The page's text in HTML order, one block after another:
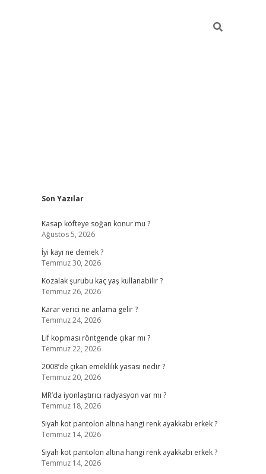
Sidebar
Son Yazılar
Kasap köfteye soğan konur mu ?
Ağustos 5, 2026
İyi kayı ne demek ?
Temmuz 30, 2026
Kozalak şurubu kaç yaş kullanabilir ?
Temmuz 26, 2026
Karar verici ne anlama gelir ?
Temmuz 24, 2026
Lif kopması röntgende çıkar mı ?
Temmuz 22, 2026
2008’de çıkan emeklilik yasası nedir ?
Temmuz 20, 2026
MR’da iyonlaştırıcı radyasyon var mı ?
Temmuz 18, 2026
Siyah kot pantolon altına hangi renk ayakkabı erkek ?
Temmuz 14, 2026
Siyah kot pantolon altına hangi renk ayakkabı erkek ?
Temmuz 14, 2026